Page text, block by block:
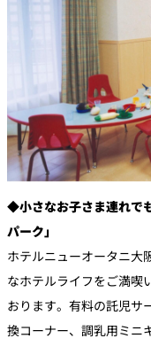
◆小さなお子さま連れで
パーク」
ホテルニューオータニ大
なホテルライフをご満喫
おります。有料の託児サ
換コーナー、調乳用ミニ